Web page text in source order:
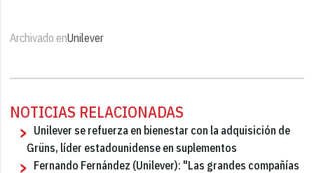
Archivado enUnilever
NOTICIAS RELACIONADAS
Unilever se refuerza en bienestar con la adquisición de
Grüns, líder estadounidense en suplementos
Fernando Fernández (Unilever): "Las grandes compañías